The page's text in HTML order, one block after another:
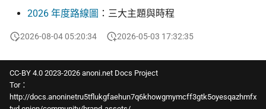
2026 年度路線圖 ：三大主題與時程
2026-08-04 05:20:34 2026-05-03 17:32:35
CC-BY 4.0 2023-2026 anoni.net Docs Project
Tor：
http://docs.anoninetru5tflukgfaehun7q6khowgmymcff3gtk5oyesqazhmfx